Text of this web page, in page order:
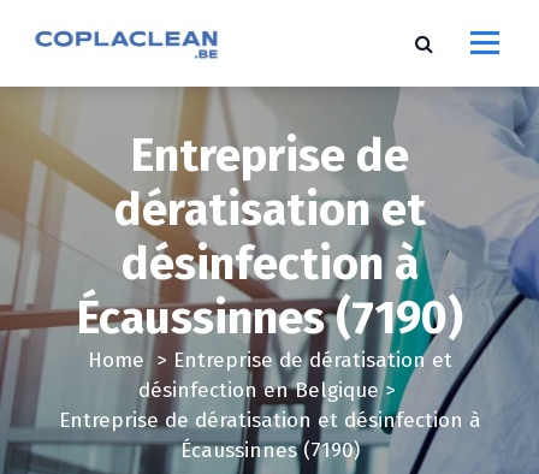
e
n
t
Entreprise de
dératisation et
désinfection à
Écaussinnes (7190)
Home > Entreprise de dératisation et
désinfection en Belgique>
Entreprise de dératisation et désinfection à
Écaussinnes (7190)